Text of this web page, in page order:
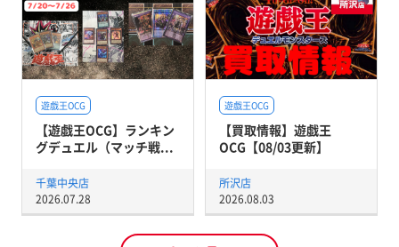
遊戯王OCG
【買取情報】遊戯王
OCG【08/03更新】
所沢店
2026.08.03
遊戯王OCG
【遊戯王OCG】ランキン
グデュエル（マッチ戦...
千葉中央店
2026.07.28